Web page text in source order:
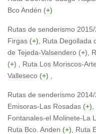
Bco Andén (+)
Rutas de senderismo
Firgas (+) , Ruta
de Tejeda-Valsendero (+),
(+) , Ruta Los Moriscos-
Valleseco (+)
Rutas de senderismo
Emisoras-Las Rosadas (+)
Fontanales-el Molinete-La
Ruta Bco. Anden (+) , Ruta